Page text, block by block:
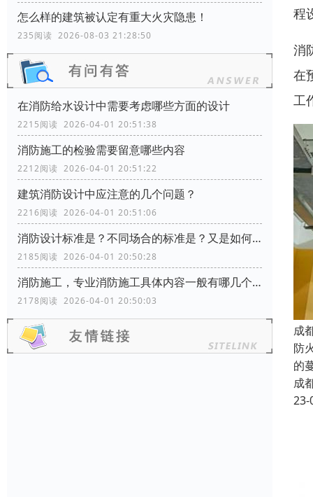
怎么样的建筑被认定有重大火灾隐患！
235阅读 2026-08-03 21:28:50
在消防给水设计中需要考虑哪些方面的设计
2215阅读 2026-04-01 20:51:38
消防施工的检验需要留意哪些内容
2212阅读 2026-04-01 20:51:22
建筑消防设计中应注意的几个问题？
2216阅读 2026-04-01 20:51:06
消防设计标准是？不同场合的标准是？又是如何分类的？
2185阅读 2026-04-01 20:50:28
消防施工，专业消防施工具体内容一般有哪几个方面？
2178阅读 2026-04-01 20:50:03
程
消
在
工
成
防
的
成
23-